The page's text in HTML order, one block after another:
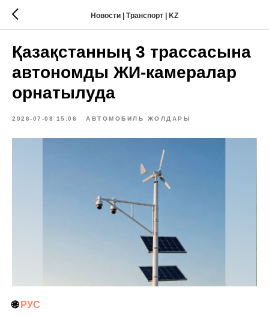
Новости | Транспорт | KZ
Қазақстанның 3 трассасына
автономды ЖИ-камералар
орнатылуда
2026-07-08 15:06 АВТОМОБИЛЬ ЖОЛДАРЫ
🌐 РУС